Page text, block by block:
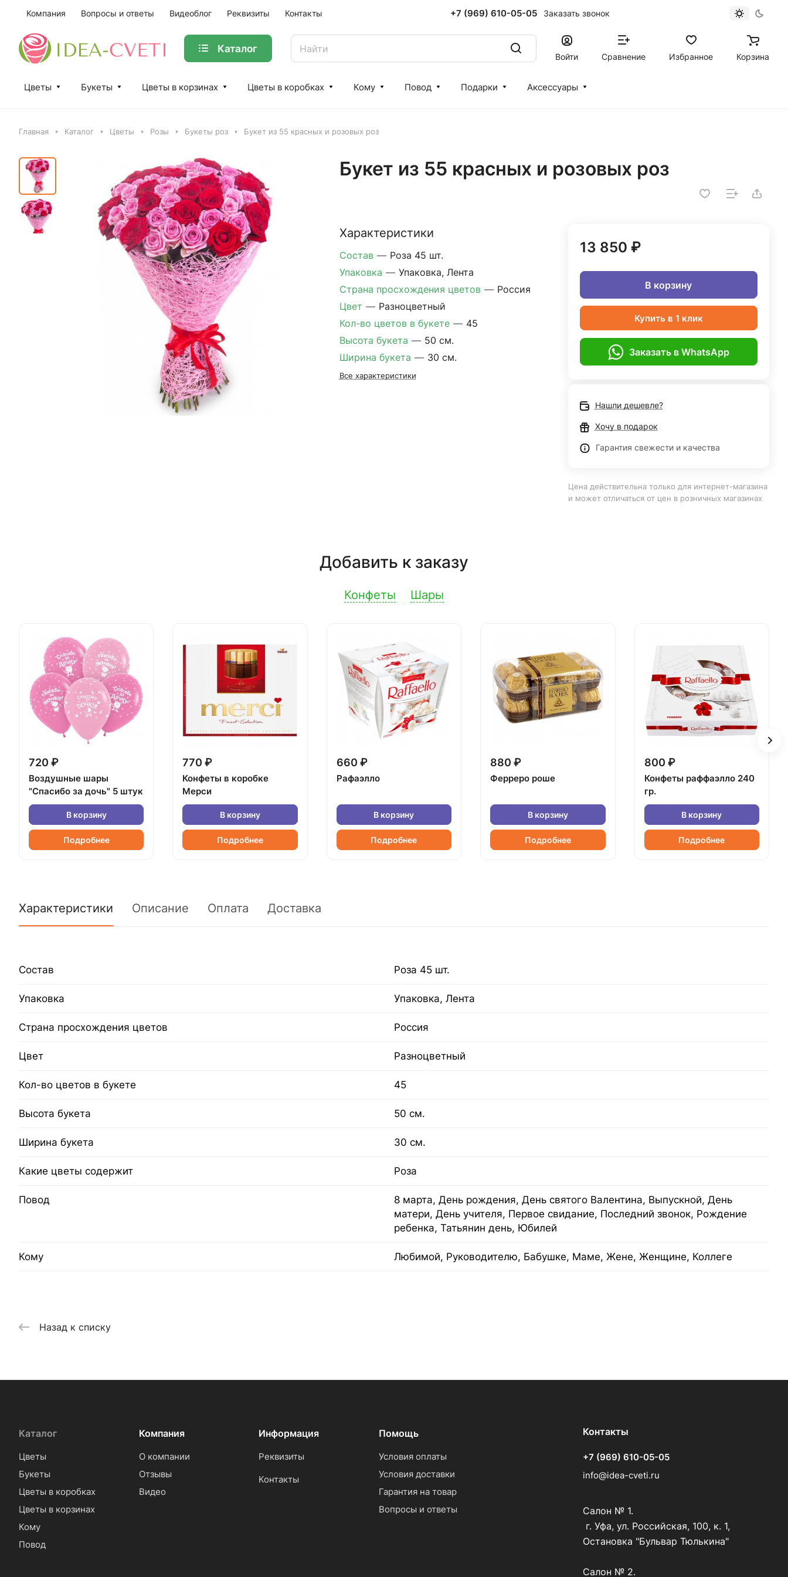
Компания Вопросы и ответы Видеоблог Реквизиты Контакты +7 (969) 610-05-05 Заказать звонок
Каталог
Войти Сравнение Избранное Корзина
Цветы Букеты Цветы в корзинах Цветы в коробках Кому Повод Подарки Аксессуары
Главная Каталог Цветы Розы Букеты роз Букет из 55 красных и розовых роз
Букет из 55 красных и розовых роз
Характеристики
Состав — Роза 45 шт.
Упаковка — Упаковка, Лента
Страна просхождения цветов — Россия
Цвет — Разноцветный
Кол-во цветов в букете — 45
Высота букета — 50 см.
Ширина букета — 30 см.
Все характеристики
13 850 ₽
В корзину
Купить в 1 клик
Заказать в WhatsApp
Нашли дешевле?
Хочу в подарок
Гарантия свежести и качества
Цена действительна только для интернет-магазина
и может отличаться от цен в розничных магазинах
Добавить к заказу
Конфеты Шары
720 ₽
Воздушные шары
"Спасибо за дочь" 5 штук
В корзину
Подробнее
770 ₽
Конфеты в коробке
Мерси
В корзину
Подробнее
660 ₽
Рафаэлло
В корзину
Подробнее
880 ₽
Ферреро роше
В корзину
Подробнее
800 ₽
Конфеты раффаэлло 240
гр.
В корзину
Подробнее
Характеристики Описание Оплата Доставка
Состав Роза 45 шт.
Упаковка Упаковка, Лента
Страна просхождения цветов Россия
Цвет Разноцветный
Кол-во цветов в букете 45
Высота букета 50 см.
Ширина букета 30 см.
Какие цветы содержит Роза
Повод
8 марта, День рождения, День святого Валентина, Выпускной, День
матери, День учителя, Первое свидание, Последний звонок, Рождение
ребенка, Татьянин день, Юбилей
Кому Любимой, Руководителю, Бабушке, Маме, Жене, Женщине, Коллеге
Назад к списку
Каталог
Цветы
Букеты
Цветы в коробках
Цветы в корзинах
Кому
Повод
Компания
О компании
Отзывы
Видео
Информация
Реквизиты
Контакты
Помощь
Условия оплаты
Условия доставки
Гарантия на товар
Вопросы и ответы
Контакты
+7 (969) 610-05-05
info@idea-cveti.ru
Салон № 1.
г. Уфа, ул. Российская, 100, к. 1,
Остановка "Бульвар Тюлькина"
Салон № 2.